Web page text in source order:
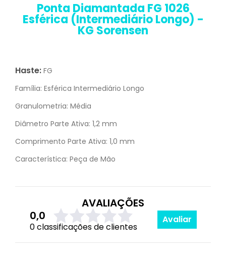
Ponta Diamantada FG 1026
Esférica (Intermediário Longo) -
KG Sorensen
Haste: FG
Família: Esférica Intermediário Longo
Granulometria: Média
Diâmetro Parte Ativa: 1,2 mm
Comprimento Parte Ativa: 1,0 mm
Característica: Peça de Mão
AVALIAÇÕES
0,0
0 classificações de clientes
Avaliar